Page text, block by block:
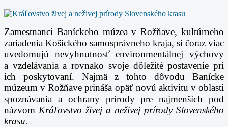
Zamestnanci Baníckeho múzea v Rožňave, kultúrneho
zariadenia Košického samosprávneho kraja, si čoraz viac
uvedomujú nevyhnutnosť environmentálnej výchovy
a vzdelávania a rovnako svoje dôležité postavenie pri
ich poskytovaní. Najmä z tohto dôvodu Banícke
múzeum v Rožňave prináša opäť novú aktivitu v oblasti
spoznávania a ochrany prírody pre najmenších pod
názvom Kráľovstvo živej a neživej prírody Slovenského
krasu.